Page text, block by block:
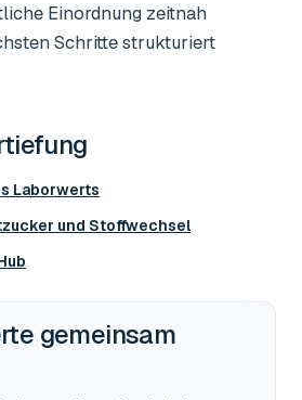
Einordnung zeitnah
Schritte strukturiert
Laborwerts
und Stoffwechsel
gemeinsam